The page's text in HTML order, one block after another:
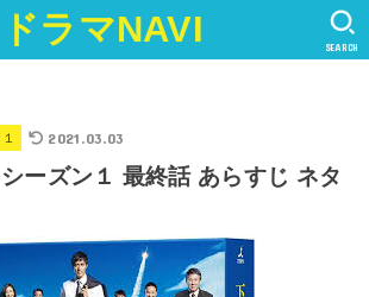
ドラマNAVI SEARCH
2021.03.03
ーズン１ 最終話 あらすじ ネタ